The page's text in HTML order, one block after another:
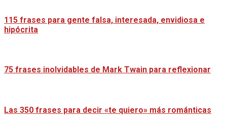
115 frases para gente falsa, interesada, envidiosa e
hipócrita
75 frases inolvidables de Mark Twain para reflexionar
Las 350 frases para decir «te quiero» más románticas